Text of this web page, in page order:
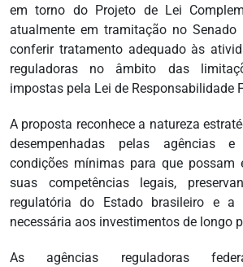
em torno do Projeto de Lei
atualmente em tramitação no Senado
conferir tratamento adequado às
reguladoras no âmbito das
impostas pela Lei de Responsabilidade
A proposta reconhece a natureza
desempenhadas pelas agências
condições mínimas para que possam
suas competências legais,
regulatória do Estado brasileiro e a
necessária aos investimentos de longo
As agências reguladoras